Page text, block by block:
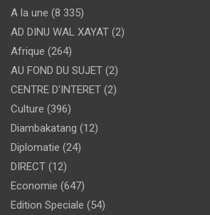
A la une (8 335)
AD DINU WAL XAYAT (2)
Afrique (264)
AU FOND DU SUJET (2)
CENTRE D'INTERET (2)
Culture (396)
Diambakatang (12)
Diplomatie (24)
DIRECT (12)
Economie (647)
Edition Speciale (54)